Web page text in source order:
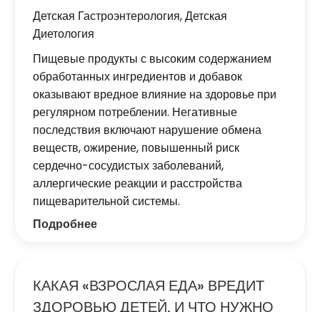
Детская Гастроэнтерология,Детская
Диетология
Пищевые продукты с высоким содержанием
обработанных ингредиентов и добавок
оказывают вредное влияние на здоровье при
регулярном потреблении. Негативные
последствия включают нарушение обмена
веществ, ожирение, повышенный риск
сердечно-сосудистых заболеваний,
аллергические реакции и расстройства
пищеварительной системы.
Подробнее
КАКАЯ «ВЗРОСЛАЯ ЕДА» ВРЕДИТ
ЗДОРОВЬЮ ДЕТЕЙ, И ЧТО НУЖНО